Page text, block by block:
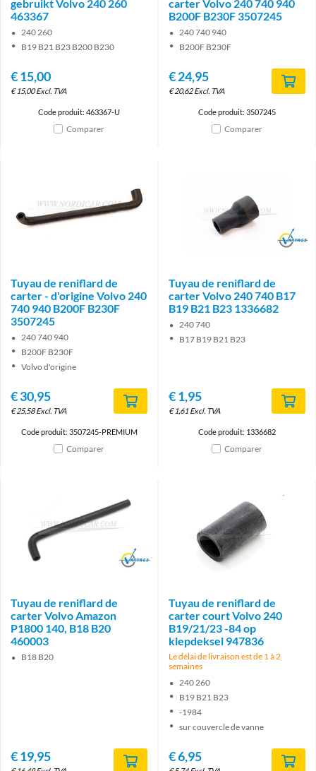
gebruikt Volvo 240 260
463367
240 260
B19 B21 B23 B200 B230
€15,00
€15,00 Excl. TVA
Code produit: 463367-U
Comparer
carter Volvo 240 740 940
B200F B230F 3507245
240 740 940
B200F B230F
€24,95
€20,62 Excl. TVA
Code produit: 3507245
Comparer
Tuyau de reniflard de
carter - d'origine Volvo 240
740 940 B200F B230F
3507245
240 740 940
B200F B230F
Volvo d'origine
€30,95
€25,58 Excl. TVA
Code produit: 3507245-PREMIUM
Comparer
Brand
Tuyau de reniflard de
carter Volvo 240 740 B17
B19 B21 B23 1336682
240 740
B17 B19 B21 B23
€1,95
€1,61 Excl. TVA
Code produit: 1336682
Comparer
Brand
Tuyau de reniflard de
carter Volvo Amazon
P1800 140, B18 B20
460003
B18 B20
€19,95
Tuyau de reniflard de
carter court Volvo 240
B19/21/23 -84 op
klepdeksel 947836
Le délai de livraison est de 1 à 2
semaines
240 260
B19 B21 B23
-1984
sur couvercle de vanne
€6,95